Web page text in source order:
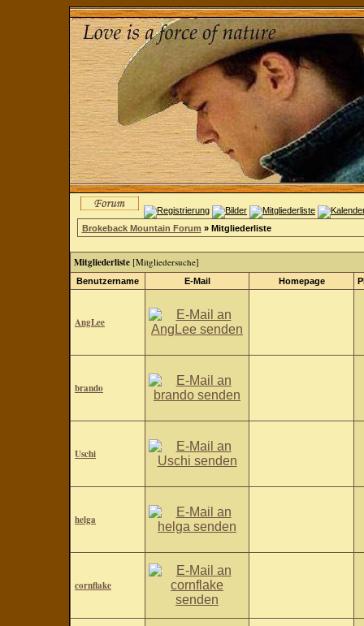
Brokeback Mountain Forum » Mitgliederliste
Mitgliederliste [Mitgliedersuche]
Benutzername E-Mail Homepage
AngLee
brando
Uschi
helga
cornflake